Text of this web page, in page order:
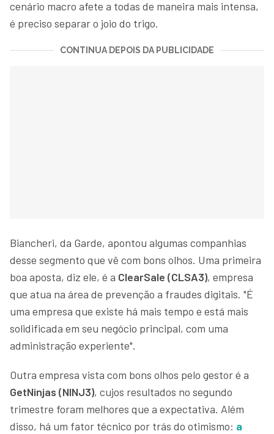
cenário macro afete a todas de maneira mais intensa,
é preciso separar o joio do trigo.
CONTINUA DEPOIS DA PUBLICIDADE
Biancheri, da Garde, apontou algumas companhias
desse segmento que vê com bons olhos. Uma primeira
boa aposta, diz ele, é a ClearSale (CLSA3), empresa
que atua na área de prevenção a fraudes digitais. "É
uma empresa que existe há mais tempo e está mais
solidificada em seu negócio principal, com uma
administração experiente".
Outra empresa vista com bons olhos pelo gestor é a
GetNinjas (NINJ3), cujos resultados no segundo
trimestre foram melhores que a expectativa. Além
disso, há um fator técnico por trás do otimismo: a